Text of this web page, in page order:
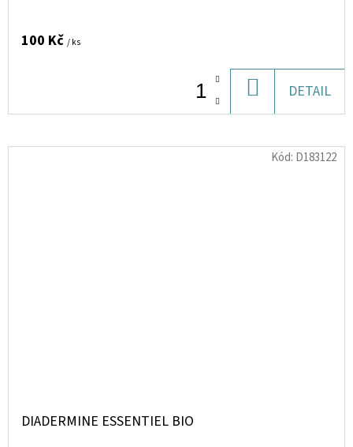
100 Kč / ks
KOŠÍKU
DETAIL
DIADERMINE ESSENTIEL BIO
Kód: D183122